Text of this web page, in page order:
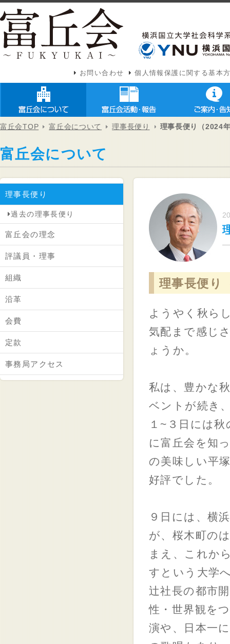
お問い合わせ 個人情報保護に関する基本
富丘会TOP 富丘会について 理事長便り 理事長便り（2024
富丘会について
理事長便り
過去の理事長便り
富丘会の理念
評議員・理事
組織
沿革
会費
定款
事務局アクセス
理事長便り
ようやく秋ら
気配まで感じ
ょうか。
私は、豊かな
ベントが続き
１~３日には
に富丘会を知
の美味しい平
好評でした。
９日には、横
が、桜木町の
まえ、これか
すという大学
辻社長の都市
性・世界観を
演や、日本一